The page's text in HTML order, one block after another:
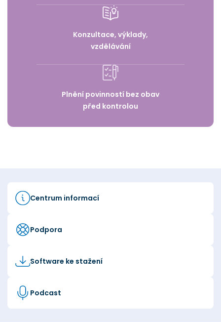
Konzultace, výklady,
vzdělávání
Plnění povinností bez obav
před kontrolou
Centrum informací
Podpora
Software ke stažení
Podcast